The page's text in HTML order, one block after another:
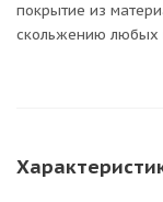
покрытие из
скольжению любых